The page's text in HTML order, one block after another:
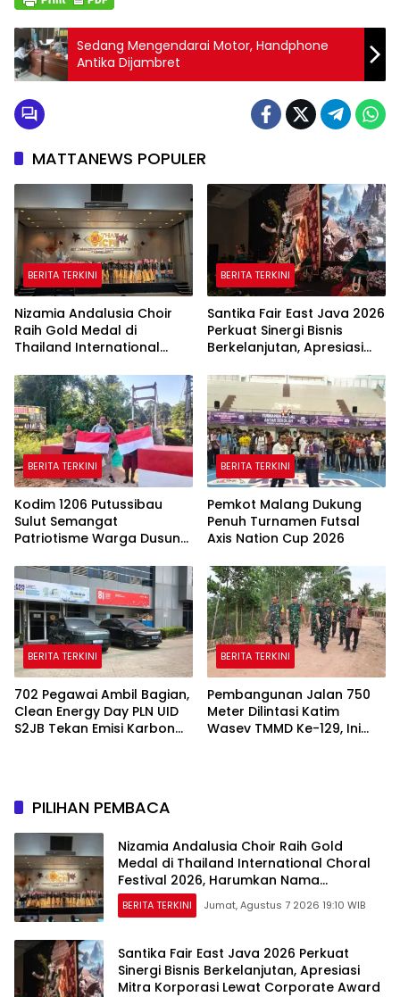
Sedang Mengendarai Motor, Handphone
Antika Dijambret
MATTANEWS POPULER
BERITA TERKINI
Nizamia Andalusia Choir
Raih Gold Medal di
Thailand International
Harumkan Nama Indonesia
BERITA TERKINI
Santika Fair East Java 2026
Perkuat Sinergi Bisnis
Berkelanjutan, Apresiasi
Corporate Award
BERITA TERKINI
Kodim 1206 Putussibau
Sulut Semangat
Patriotisme Warga Dusun
Bendera Merah Putih
BERITA TERKINI
Pemkot Malang Dukung
Penuh Turnamen Futsal
Axis Nation Cup 2026
BERITA TERKINI
702 Pegawai Ambil Bagian,
Clean Energy Day PLN UID
S2JB Tekan Emisi Karbon
BERITA TERKINI
Pembangunan Jalan 750
Meter Dilintasi Katim
Wasev TMMD Ke-129, Ini
PILIHAN PEMBACA
Nizamia Andalusia Choir Raih Gold
Medal di Thailand International Choral
Festival 2026, Harumkan Nama
Indonesia
BERITA TERKINI Jumat, Agustus 7 2026 19:10 WIB
Santika Fair East Java 2026 Perkuat
Sinergi Bisnis Berkelanjutan, Apresiasi
Mitra Korporasi Lewat Corporate Award